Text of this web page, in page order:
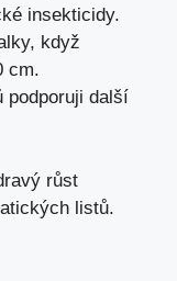
insekticidy.
když
cm.
podporuji další
růst
listů.